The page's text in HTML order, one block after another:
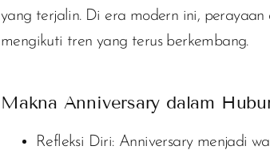
yang terjalin. Di era modern ini,
mengikuti tren yang terus berkembang.
Makna Anniversary dalam
Refleksi Diri: Anniversary menjadi